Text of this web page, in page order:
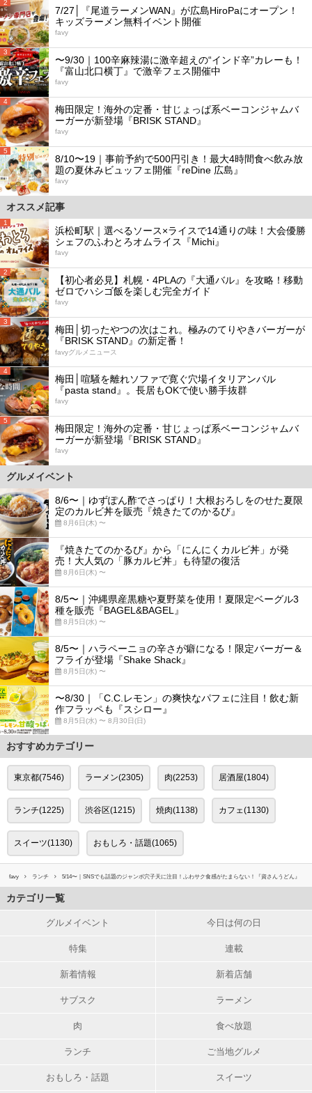
2
7/27│『尾道ラーメンWAN』が広島HiroPaにオープン！
キッズラーメン無料イベント開催
favy
3
〜9/30｜100辛麻辣湯に激辛超えの“インド辛”カレーも！
『富山北口横丁』で激辛フェス開催中
favy
4
梅田限定！海外の定番・甘じょっぱ系ベーコンジャムバ
ーガーが新登場『BRISK STAND』
favy
5
8/10〜19｜事前予約で500円引き！最大4時間食べ飲み放
題の夏休みビュッフェ開催『reDine 広島』
favy
オススメ記事
1
浜松町駅｜選べるソース×ライスで14通りの味！大会優勝
シェフのふわとろオムライス『Michi』
favy
2
【初心者必見】札幌・4PLAの『大通バル』を攻略！移動
ゼロでハシゴ飯を楽しむ完全ガイド
favy
3
梅田│切ったやつの次はこれ。極みのてりやきバーガーが
『BRISK STAND』の新定番！
favyグルメニュース
4
梅田│喧騒を離れソファで寛ぐ穴場イタリアンバル
『pasta stand』。長居もOKで使い勝手抜群
favy
5
梅田限定！海外の定番・甘じょっぱ系ベーコンジャムバ
ーガーが新登場『BRISK STAND』
favy
グルメイベント
8/6〜｜ゆずぽん酢でさっぱり！大根おろしをのせた夏限
定のカルビ丼を販売『焼きたてのかるび』
8月6日(木) 〜
『焼きたてのかるび』から「にんにくカルビ丼」が発
売！大人気の「豚カルビ丼」も待望の復活
8月6日(木) 〜
8/5〜｜沖縄県産黒糖や夏野菜を使用！夏限定ベーグル3
種を販売『BAGEL&BAGEL』
8月5日(水) 〜
8/5〜｜ハラペーニョの辛さが癖になる！限定バーガー＆
フライが登場『Shake Shack』
8月5日(水) 〜
〜8/30｜「C.C.レモン」の爽快なパフェに注目！飲む新
作フラッペも『スシロー』
8月5日(水) 〜 8月30日(日)
おすすめカテゴリー
東京都(7546) ラーメン(2305) 肉(2253) 居酒屋(1804)
ランチ(1225) 渋谷区(1215) 焼肉(1138) カフェ(1130)
スイーツ(1130) おもしろ・話題(1065)
favy ランチ 5/14〜｜SNSでも話題のジャンボ穴子天に注目！ふわサク食感がたまらない！『資さんうどん』
カテゴリ一覧
グルメイベント 今日は何の日
特集 連載
新着情報 新着店舗
サブスク ラーメン
肉 食べ放題
ランチ ご当地グルメ
おもしろ・話題 スイーツ